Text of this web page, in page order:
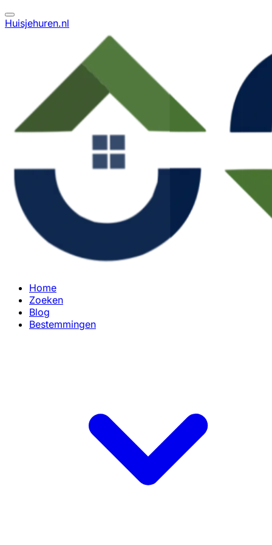
Huisjehuren.nl
Home
Zoeken
Blog
Bestemmingen